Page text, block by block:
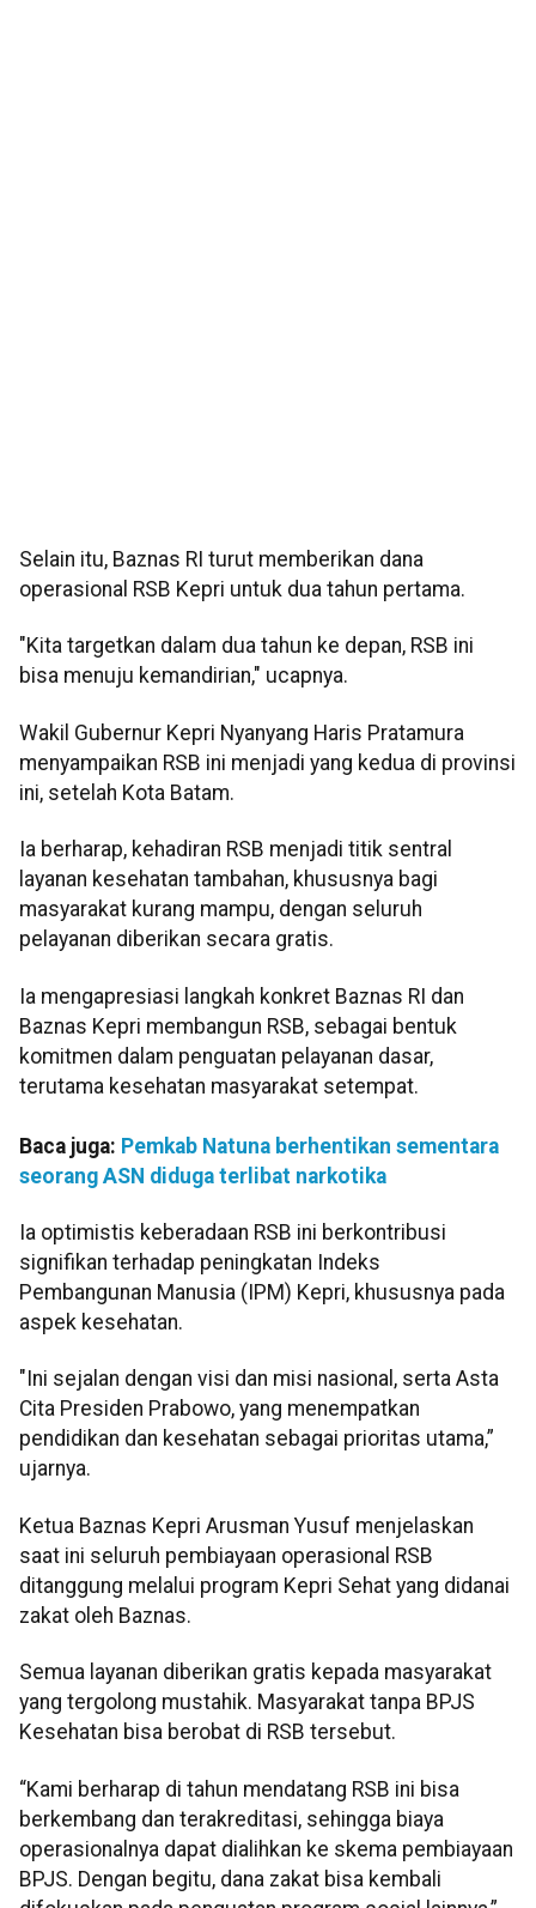
Selain itu, Baznas RI turut memberikan dana
operasional RSB Kepri untuk dua tahun pertama.
"Kita targetkan dalam dua tahun ke depan, RSB ini
bisa menuju kemandirian," ucapnya.
Wakil Gubernur Kepri Nyanyang Haris Pratamura
menyampaikan RSB ini menjadi yang kedua di provinsi
ini, setelah Kota Batam.
Ia berharap, kehadiran RSB menjadi titik sentral
layanan kesehatan tambahan, khususnya bagi
masyarakat kurang mampu, dengan seluruh
pelayanan diberikan secara gratis.
Ia mengapresiasi langkah konkret Baznas RI dan
Baznas Kepri membangun RSB, sebagai bentuk
komitmen dalam penguatan pelayanan dasar,
terutama kesehatan masyarakat setempat.
Baca juga: Pemkab Natuna berhentikan sementara
seorang ASN diduga terlibat narkotika
Ia optimistis keberadaan RSB ini berkontribusi
signifikan terhadap peningkatan Indeks
Pembangunan Manusia (IPM) Kepri, khususnya pada
aspek kesehatan.
"Ini sejalan dengan visi dan misi nasional, serta Asta
Cita Presiden Prabowo, yang menempatkan
pendidikan dan kesehatan sebagai prioritas utama,”
ujarnya.
Ketua Baznas Kepri Arusman Yusuf menjelaskan
saat ini seluruh pembiayaan operasional RSB
ditanggung melalui program Kepri Sehat yang didanai
zakat oleh Baznas.
Semua layanan diberikan gratis kepada masyarakat
yang tergolong mustahik. Masyarakat tanpa BPJS
Kesehatan bisa berobat di RSB tersebut.
“Kami berharap di tahun mendatang RSB ini bisa
berkembang dan terakreditasi, sehingga biaya
operasionalnya dapat dialihkan ke skema pembiayaan
BPJS. Dengan begitu, dana zakat bisa kembali